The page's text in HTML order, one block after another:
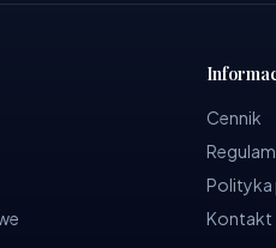
Cennik
Polityka
Kontakt